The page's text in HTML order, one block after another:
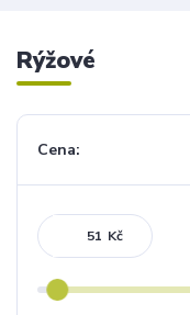
Rýžové
Cena:
Kč